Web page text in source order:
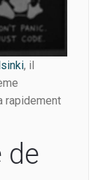
, il
rapidement
de